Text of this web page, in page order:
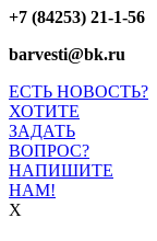
+7 (84253) 21-1-56
barvesti@bk.ru
ЕСТЬ НОВОСТЬ?
ХОТИТЕ
ЗАДАТЬ
ВОПРОС?
НАПИШИТЕ
НАМ!
X